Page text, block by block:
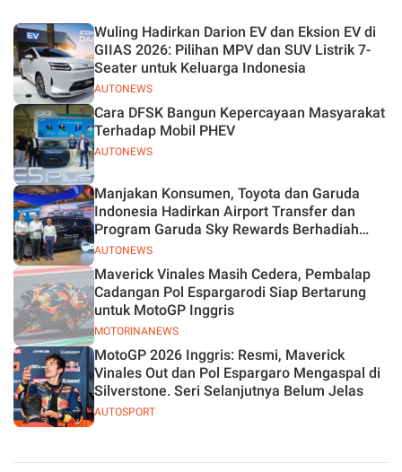
AUTONEWS
Wuling Hadirkan Darion EV dan Eksion EV di
GIIAS 2026: Pilihan MPV dan SUV Listrik 7-
Seater untuk Keluarga Indonesia
AUTONEWS
Cara DFSK Bangun Kepercayaan Masyarakat
Terhadap Mobil PHEV
AUTONEWS
Manjakan Konsumen, Toyota dan Garuda
Indonesia Hadirkan Airport Transfer dan
Program Garuda Sky Rewards Berhadiah
Hybrid EV
MOTORINANEWS
Maverick Vinales Masih Cedera, Pembalap
Cadangan Pol Espargarodi Siap Bertarung
untuk MotoGP Inggris
AUTOSPORT
MotoGP 2026 Inggris: Resmi, Maverick
Vinales Out dan Pol Espargaro Mengaspal di
Silverstone. Seri Selanjutnya Belum Jelas